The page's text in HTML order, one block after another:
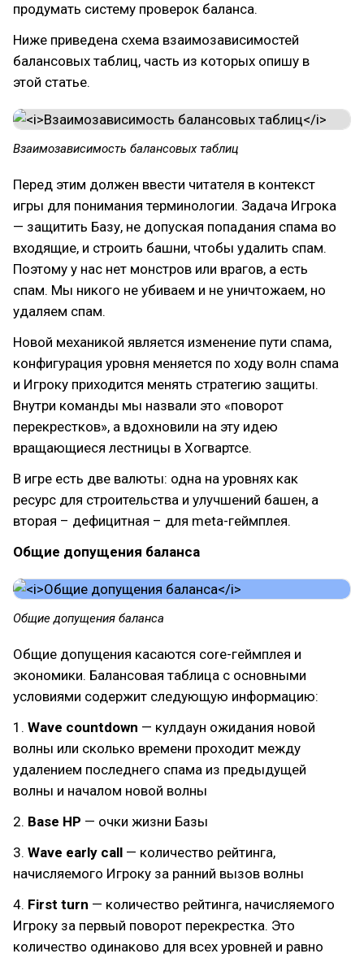
продумать систему проверок баланса.
Ниже приведена схема взаимозависимостей
балансовых таблиц, часть из которых опишу в
этой статье.
Взаимозависимость балансовых таблиц
Перед этим должен ввести читателя в контекст
игры для понимания терминологии. Задача Игрока
— защитить Базу, не допуская попадания спама во
входящие, и строить башни, чтобы удалить спам.
Поэтому у нас нет монстров или врагов, а есть
спам. Мы никого не убиваем и не уничтожаем, но
удаляем спам.
Новой механикой является изменение пути спама,
конфигурация уровня меняется по ходу волн спама
и Игроку приходится менять стратегию защиты.
Внутри команды мы назвали это «поворот
перекрестков», а вдохновили на эту идею
вращающиеся лестницы в Хогвартсе.
В игре есть две валюты: одна на уровнях как
ресурс для строительства и улучшений башен, а
вторая – дефицитная – для meta-геймплея.
Общие допущения баланса
Общие допущения баланса
Общие допущения касаются core-геймплея и
экономики. Балансовая таблица с основными
условиями содержит следующую информацию:
1. Wave countdown — кулдаун ожидания новой
волны или сколько времени проходит между
удалением последнего спама из предыдущей
волны и началом новой волны
2. Base HP — очки жизни Базы
3. Wave early call — количество рейтинга,
начисляемого Игроку за ранний вызов волны
4. First turn — количество рейтинга, начисляемого
Игроку за первый поворот перекрестка. Это
количество одинаково для всех уровней и равно